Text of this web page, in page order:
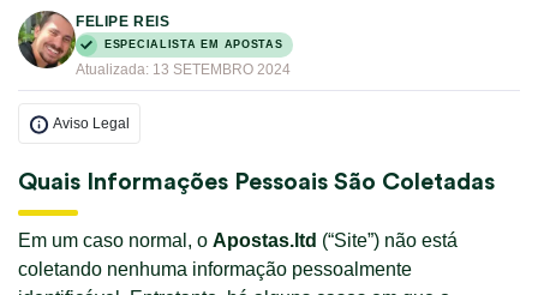
FELIPE REIS
ESPECIALISTA EM APOSTAS
Atualizada: 13 SETEMBRO 2024
Aviso Legal
Quais Informações Pessoais São Coletadas
Em um caso normal, o Apostas.ltd (“Site”) não está
coletando nenhuma informação pessoalmente